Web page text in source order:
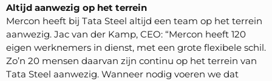
Altijd aanwezig op het terrein
Mercon heeft bij Tata Steel altijd een team op het terrein
aanwezig. Jac van der Kamp, CEO: “Mercon heeft 120
eigen werknemers in dienst, met een grote flexibele schil.
Zo’n 20 mensen daarvan zijn continu op het terrein van
Tata Steel aanwezig. Wanneer nodig voeren we dat